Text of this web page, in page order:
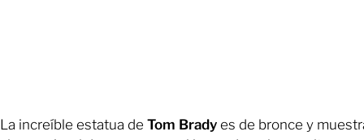
La increíble estatua de Tom Brady es de bronce y